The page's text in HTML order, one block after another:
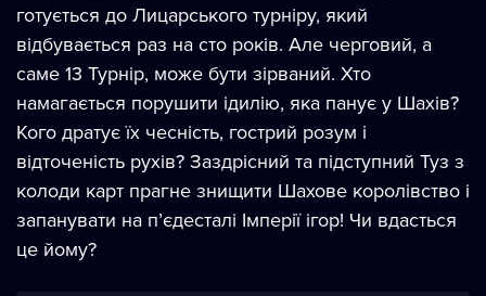
готується до Лицарського турніру, який
відбувається раз на сто років. Але черговий, а
саме 13 Турнір, може бути зірваний. Хто
намагається порушити ідилію, яка панує у Шахів?
Кого дратує їх чесність, гострий розум і
відточеність рухів? Заздрісний та підступний Туз з
колоди карт прагне знищити Шахове королівство і
запанувати на п’єдесталі Імперії ігор! Чи вдасться
це йому?